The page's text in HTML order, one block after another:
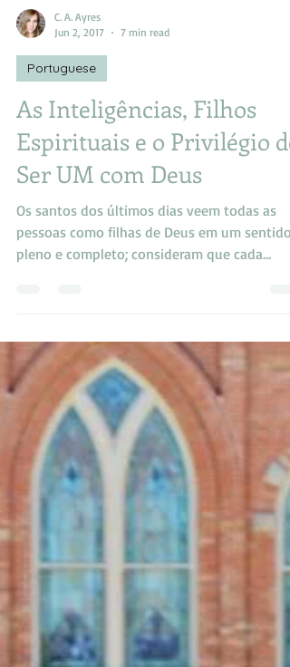
C. A. Ayres
Jun 2, 2017
7 min read
As Inteligências, Filhos
Espirituais e o Privilégio de
Os santos dos últimos dias veem todas as
pessoas como filhas de Deus em um sentido
pleno e completo; consideram que cada
pessoa é divina...